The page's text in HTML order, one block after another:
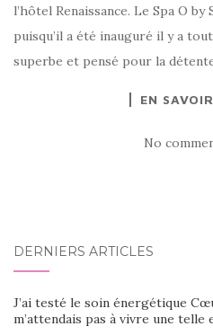
l’hôtel Renaissance. Le Spa O
puisqu’il a été inauguré il y a
superbe et pensé pour la
EN
No
DERNIERS ARTICLES
J’ai testé le soin énergétique
m’attendais pas à vivre une telle